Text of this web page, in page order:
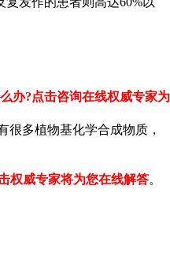
办?点击咨询在线权威专家为
多植物基化学合成物质，
权威专家将为您在线解答。